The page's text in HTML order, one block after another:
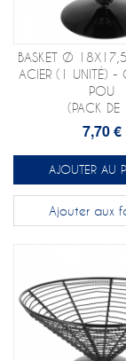
BASKET Ø
ACIER (1 UNITÉ) -
POU
(PACK DE
7,70 €
AJOUTER AU
Ajouter aux